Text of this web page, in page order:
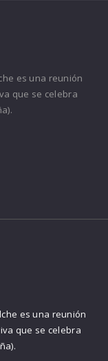
es una reunión
que se celebra
es una reunión
que se celebra